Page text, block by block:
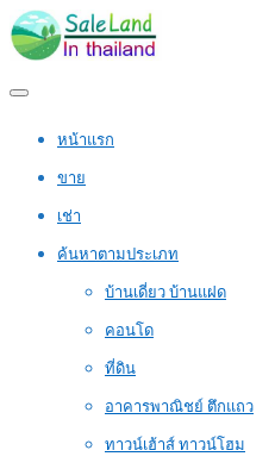
หน้าแรก
ขาย
เช่า
ค้นหาตามประเภท
บ้านเดี่ยว บ้านแฝด
คอนโด
ที่ดิน
อาคารพาณิชย์ ตึกแถว
ทาวน์เฮ้าส์ ทาวน์โฮม